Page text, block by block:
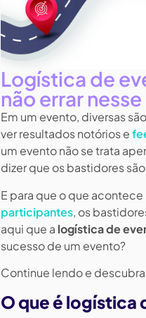
Logística de
não errar
Em um evento, diversas
ver resultados notórios e
um evento não se trata
dizer que os bastidores
E para que o que
participantes, os
aqui que a logística de
sucesso de um evento?
Continue lendo e
O que é logística